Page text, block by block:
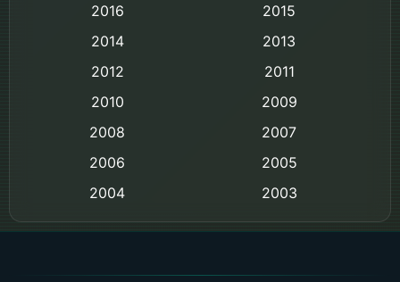
2016
2015
2014
2013
2012
2011
2010
2009
2008
2007
2006
2005
2004
2003
2002
2000